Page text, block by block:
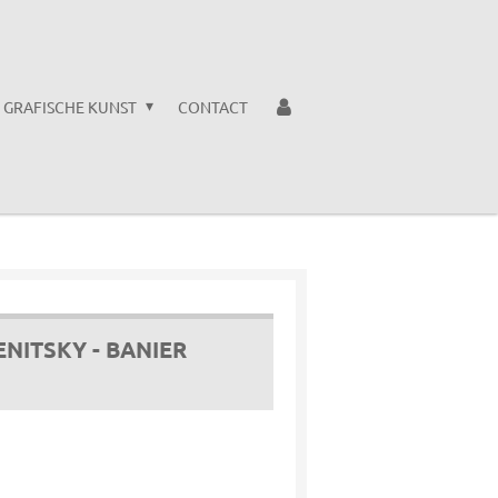
GRAFISCHE KUNST CONTACT
- BANIER